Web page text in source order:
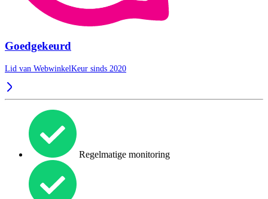
Goedgekeurd
Lid van WebwinkelKeur sinds 2020
Regelmatige monitoring